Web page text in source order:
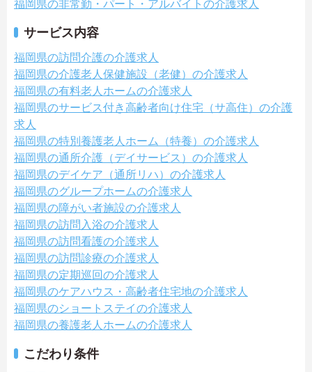
福岡県の非常勤・パート・アルバイトの介護求人
サービス内容
福岡県の訪問介護の介護求人
福岡県の介護老人保健施設（老健）の介護求人
福岡県の有料老人ホームの介護求人
福岡県のサービス付き高齢者向け住宅（サ高住）の介護
求人
福岡県の特別養護老人ホーム（特養）の介護求人
福岡県の通所介護（デイサービス）の介護求人
福岡県のデイケア（通所リハ）の介護求人
福岡県のグループホームの介護求人
福岡県の障がい者施設の介護求人
福岡県の訪問入浴の介護求人
福岡県の訪問看護の介護求人
福岡県の訪問診療の介護求人
福岡県の定期巡回の介護求人
福岡県のケアハウス・高齢者住宅地の介護求人
福岡県のショートステイの介護求人
福岡県の養護老人ホームの介護求人
こだわり条件